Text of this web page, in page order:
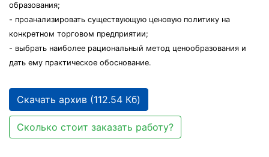
образования;
- проанализировать существующую ценовую политику на
конкретном торговом предприятии;
- выбрать наиболее рациональный метод ценообразования и
дать ему практическое обоснование.
Скачать архив (112.54 Кб)
Сколько стоит заказать работу?